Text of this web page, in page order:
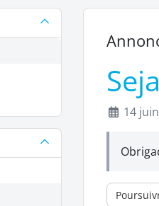
14